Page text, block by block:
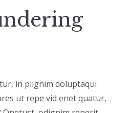
in plignim doluptaqui
ut repe vid enet quatur,